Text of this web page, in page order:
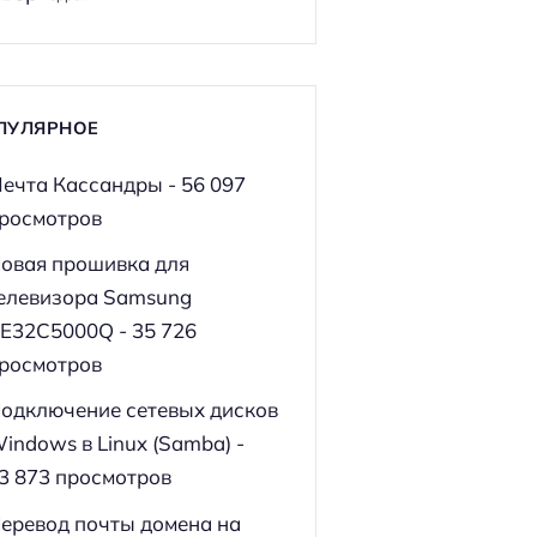
Кассандры - 56 097
прошивка для
Samsung
- 35 726
сетевых дисков
в Linux (Samba) -
873 просмотров
почты домена на